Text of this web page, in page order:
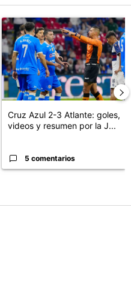
"Revelan un detalle clave
Un artículo de tendencia con el
Cruz Azul 2-3 Atlante: goles,
videos y resumen por la J...
5 comentarios